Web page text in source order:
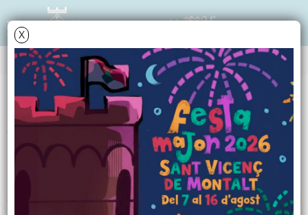
X
MARCS
Taulell d'avisos
Informació relacionada